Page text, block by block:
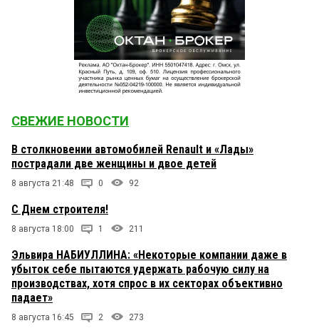
СВЕЖИЕ НОВОСТИ
В столкновении автомобилей Renault и «Лады»
пострадали две женщины и двое детей
8 августа 21:48 0 92
С Днем строителя!
8 августа 18:00 1 211
Эльвира НАБИУЛЛИНА: «Некоторые компании даже в
убыток себе пытаются удержать рабочую силу на
производствах, хотя спрос в их секторах объективно
падает»
8 августа 16:45 2 273